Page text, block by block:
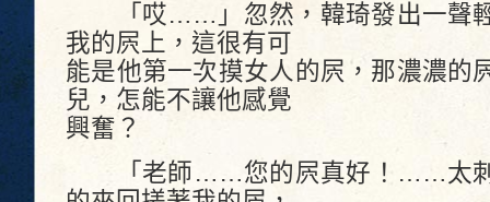
「哎……」忽然，韓琦發出一聲輕
我的屄上，這很有可
能是他第一次摸女人的屄，那濃濃的
兒，怎能不讓他感覺
興奮？
「老師……您的屄真好！……太